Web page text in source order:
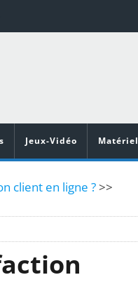
Jeux-Vidéo Matériel
client en ligne ?>>